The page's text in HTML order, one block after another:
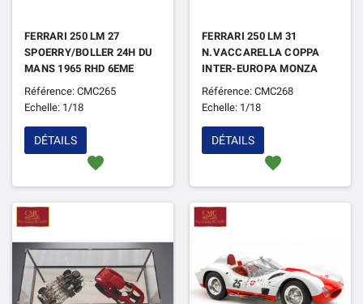
FERRARI 250 LM 27
SPOERRY/BOLLER 24H DU
MANS 1965 RHD 6EME
CHASSIS 6119 (EPUISE)
Référence: CMC265
Echelle: 1/18
favorite
DÉTAILS
FERRARI 250 LM 31
N.VACCARELLA COPPA
INTER-EUROPA MONZA
1964 RHD 1ER CHASSIS
5899 (EPUISE)
Référence: CMC268
Echelle: 1/18
favorite
DÉTAILS